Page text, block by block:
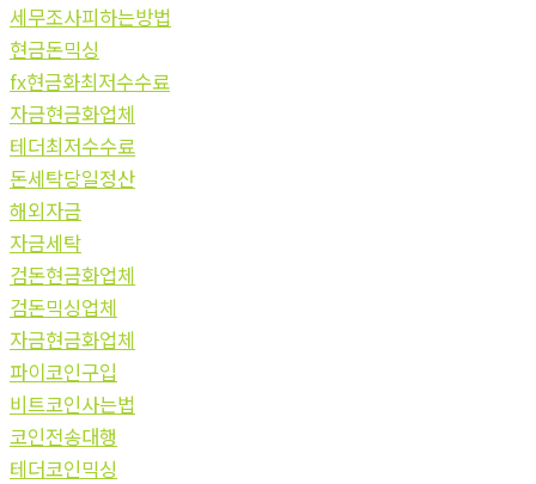
세무조사피하는방법
현금돈믹싱
fx현금화최저수수료
자금현금화업체
테더최저수수료
돈세탁당일정산
해외자금
자금세탁
검돈현금화업체
검돈믹싱업체
자금현금화업체
파이코인구입
비트코인사는법
코인전송대행
테더코인믹싱